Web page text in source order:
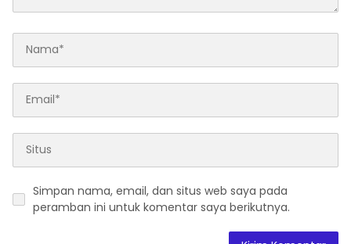
Simpan nama, email, dan situs web saya pada
peramban ini untuk komentar saya berikutnya.